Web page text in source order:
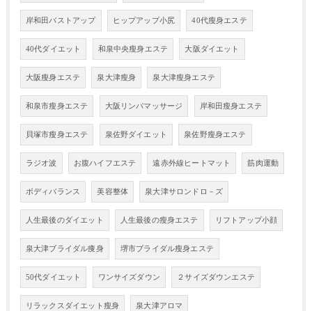
岸和田バストアップ ヒップアップ小尻 40代瘦身エステ
40代ダイエット 和泉中央瘦身エステ 大阪ダイエット
大阪瘦身エステ 泉大津瘦身 泉大津瘦身エステ
和泉市瘦身エステ 大阪リンパマッサージ 岸和田瘦身エステ
貝塚市瘦身エステ 泉佐野ダイエット 泉佐野瘦身エステ
ラジオ波 お腹ハイフエステ 遠赤外線ヒートマット 筋肉運動
ボディバランス 美容整体 泉大津サロンドロ－ズ
人生最後のダイエット 人生最後の瘦身エステ リフトアップ小顔
泉大津ブライダル痩身 堺市ブライダル瘦身エステ
50代ダイエット ワンサイズダウン ２サイズダウンエステ
リラックスダイエット瘦身 泉大津アロマ